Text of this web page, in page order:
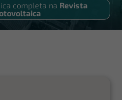
completa na Revista